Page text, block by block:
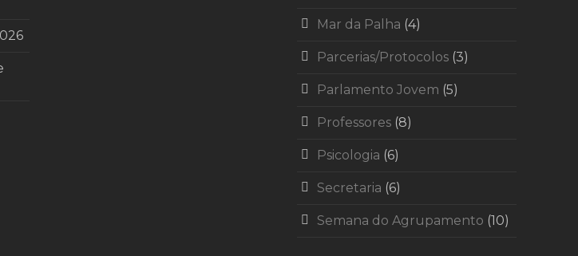
Mar da Palha (4)
Parcerias/Protocolos (3)
Parlamento Jovem (5)
Professores (8)
Psicologia (6)
Secretaria (6)
Semana do Agrupamento (10)